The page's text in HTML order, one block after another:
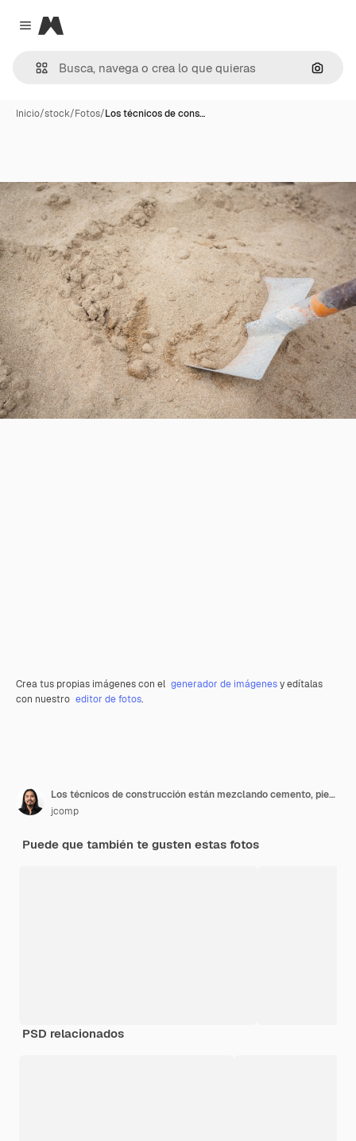
Close menu
Magnific
Inicio/stock/Fotos/Los técnicos de cons…
Crea tus propias imágenes con el generador de imágenesy edítalas
con nuestro editor de fotos.
Los técnicos de construcción están mezclando cemento, piedra, arena para la construcción.
jcomp
Puede que también te gusten estas fotos
PSD relacionados